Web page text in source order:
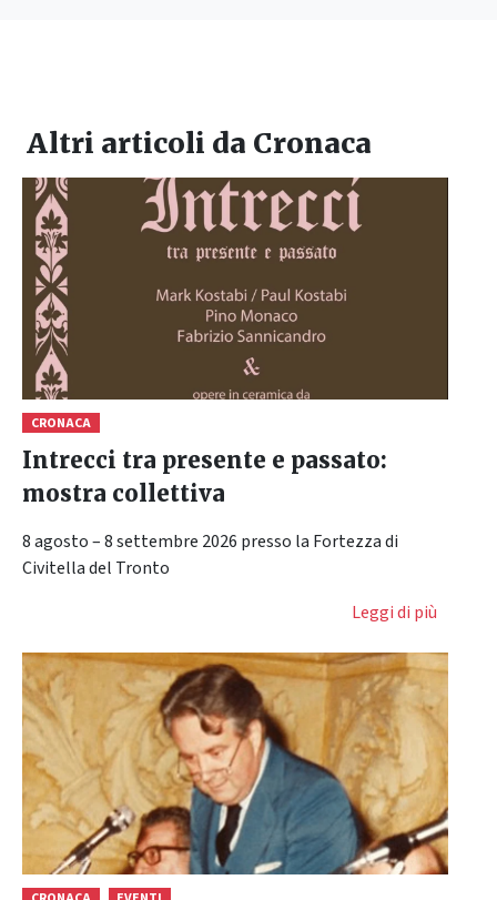
Altri articoli da Cronaca
CRONACA
Intrecci tra presente e passato:
mostra collettiva
8 agosto – 8 settembre 2026 presso la Fortezza di
Civitella del Tronto
Leggi di più